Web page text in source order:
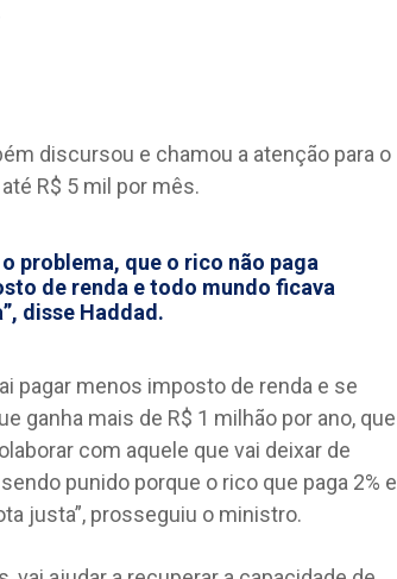
discursou e chamou a atenção para o
R$ 5 mil por mês.
problema, que o rico não paga
de renda e todo mundo ficava
disse Haddad.
pagar menos imposto de renda e se
ganha mais de R$ 1 milhão por ano, que
com aquele que vai deixar de
punido porque o rico que paga 2% e
justa”, prosseguiu o ministro.